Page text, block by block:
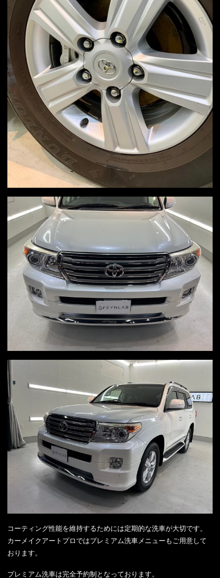
コーティング性能を維持するためには定期的な洗車が大切です。
カーメイクアートプロではプレミアム洗車メニューもご用意して
おります。
プレミアム洗車は完全予約制となっております。